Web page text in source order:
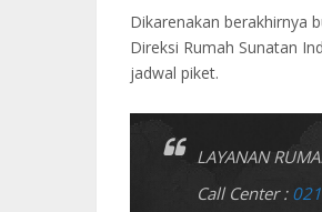
Dikarenakan berakhirnya
Direksi Rumah Sunatan
jadwal piket.
LAYANAN
Call Center :